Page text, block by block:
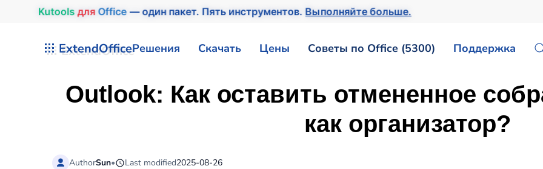
KutoolsдляOffice — один пакет. Пять инструментов. Выполняйте больше.
ExtendOfficeРешения Скачать Цены Советы по Office (5300) Поддержка
Outlook: Как оставить отмененное
как организатор?
AuthorSun• Last modified2025-08-26